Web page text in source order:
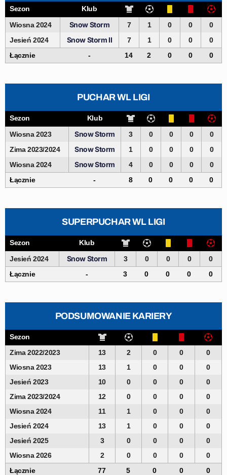
Sezon
Klub
Wiosna 2024
Snow Storm 7 1 0 0
0
Jesień 2024
Snow Storm II 7 1 0 0
0
Łącznie
- 14 2 0 0 0
PUCHAR WL LIGI
Sezon
Klub
Wiosna 2023
Snow Storm 3 0 0 0
0
Zima 2023/2024
Snow Storm 1 0 0 0
0
Wiosna 2024
Snow Storm 4 0 0 0
0
Łącznie
- 8 0 0 0 0
SUPERPUCHAR WL LIGI
Sezon
Klub
Jesień 2024
Snow Storm 3 0 0 0
0
Łącznie
- 3 0 0 0 0
PODSUMOWANIE KARIERY
Sezon
Zima 2022/2023
13 2 0 0
0
Wiosna 2023
13 1 0 0
0
Jesień 2023
10 0 0 0
0
Zima 2023/2024
12 0 0 0
0
Wiosna 2024
11 1 0 0
0
Jesień 2024
13 1 0 0
0
Jesień 2025
3 0 0 0
0
Wiosna 2026
2 0 0 0
0
Łącznie
77 5 0 0 0